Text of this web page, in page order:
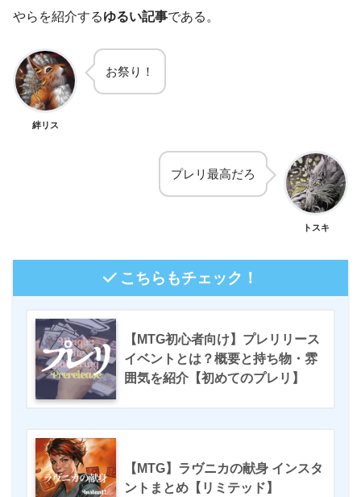
やらを紹介するゆるい記事である。
絆リス
お祭り！
プレリ最高だろ
トスキ
こちらもチェック！
【MTG初心者向け】プレリリース
イベントとは？概要と持ち物・雰
囲気を紹介【初めてのプレリ】
【MTG】ラヴニカの献身 インスタ
ントまとめ【リミテッド】